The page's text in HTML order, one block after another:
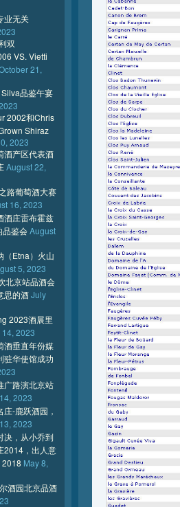
业无关
双
VS. Vietti
21,
品鉴午宴
2002和Chris
Shiraz
2023
酒产区代表酒
August 22,
路葡萄酒大赛
16, 2023
酒庄雷布霍兹
品鉴会August
（Etna）火山
5, 2023
北京站品酒会
思的酒July
2023酒展里
2023
酒垂直年份媒
驻华使馆成功
广路演北京站
2023
-鹿跃酒园，
2023
决，从小乔到
2014，出人意
May 8,
酒园北京品酒